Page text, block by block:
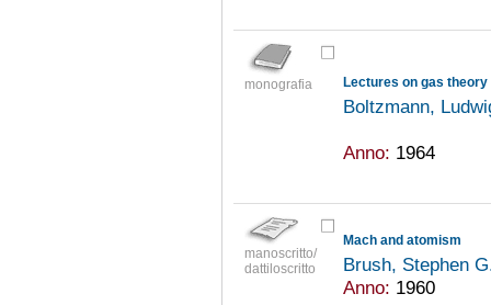
monografia Lectures on gas theory
Boltzmann,
Anno: 1964
manoscritto/
dattiloscritto
Mach and atomism
Brush, Stephen
Anno: 1960